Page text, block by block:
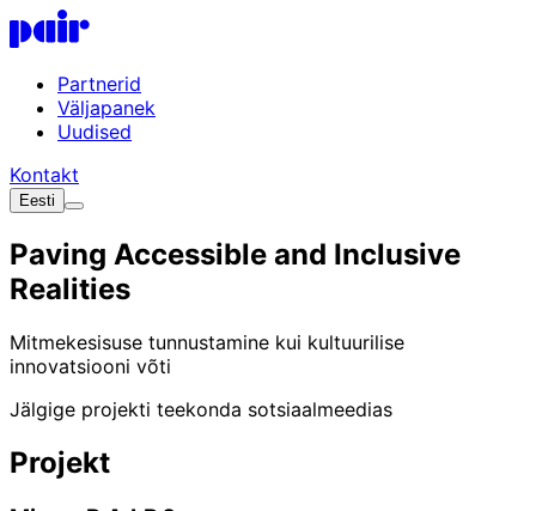
Mine põhisisu juurde
P.A.I.R. Logo
Partnerid
Väljapanek
Uudised
Kontakt
Eesti
Paving Accessible and Inclusive
Realities
Mitmekesisuse tunnustamine kui kultuurilise
innovatsiooni võti
Jälgige projekti teekonda sotsiaalmeedias
Projekt